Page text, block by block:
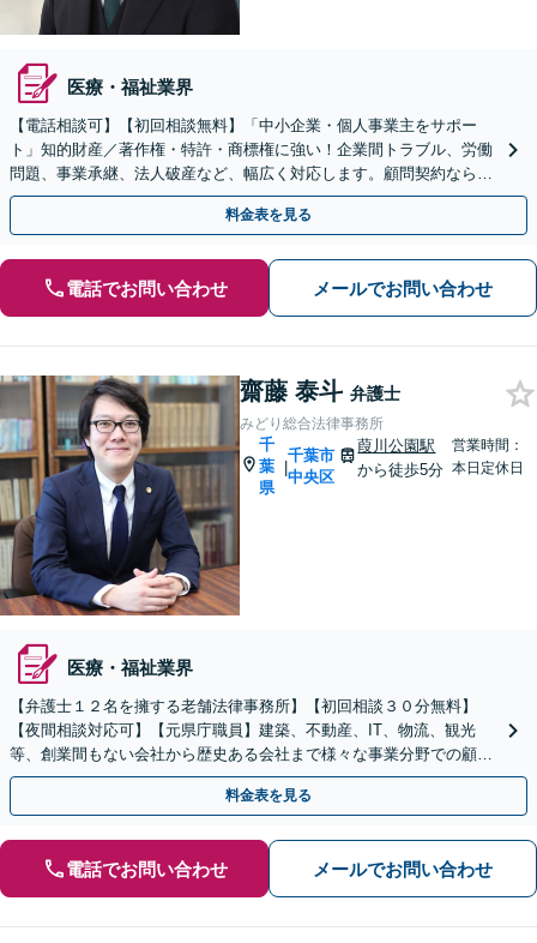
医療・福祉業界
【電話相談可】【初回相談無料】「中小企業・個人事業主をサポー
ト」知的財産／著作権・特許・商標権に強い！企業間トラブル、労働
問題、事業承継、法人破産など、幅広く対応します。顧問契約なら小
まめなご相談が可能です【本千葉駅徒歩３分】
料金表を見る
電話でお問い合わせ メールでお問い合わせ
齋藤 泰斗 弁護士
みどり総合法律事務所
千
葉
県
|
千葉市
中央区
葭川公園駅
から徒歩5分
営業時間：
本日定休日
医療・福祉業界
【弁護士１２名を擁する老舗法律事務所】【初回相談３０分無料】
【夜間相談対応可】【元県庁職員】建築、不動産、IT、物流、観光
等、創業間もない会社から歴史ある会社まで様々な事業分野での顧問
業務経験が豊富です。
料金表を見る
電話でお問い合わせ メールでお問い合わせ